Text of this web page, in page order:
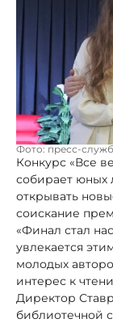
Фото: пресс-
Конкурс «Все
собирает юных
открывать
соискание
«Финал стал
увлекается
молодых
интерес к
Директор
библиотечной